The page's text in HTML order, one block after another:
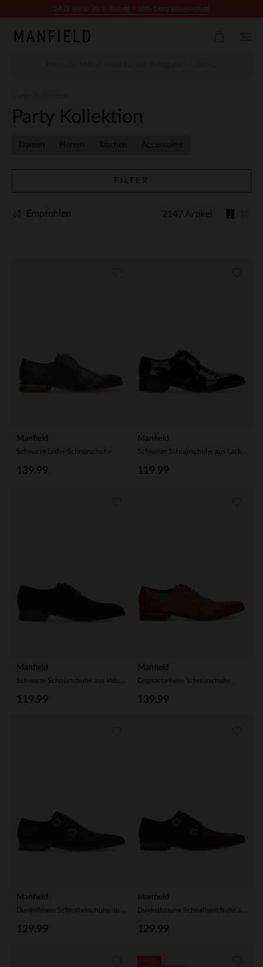
Party Kollektion
Damen Herren Taschen Accessoires
FILTER
2147 Artikel
Empfohlen
Manfield
Schwarze Leder-Schnürschuhe
139.99
Manfield
119.99
Manfield
119.99
Manfield
Cognacfarbene Schnürschuhe
139.99
Manfield
129.99
Manfield
129.99